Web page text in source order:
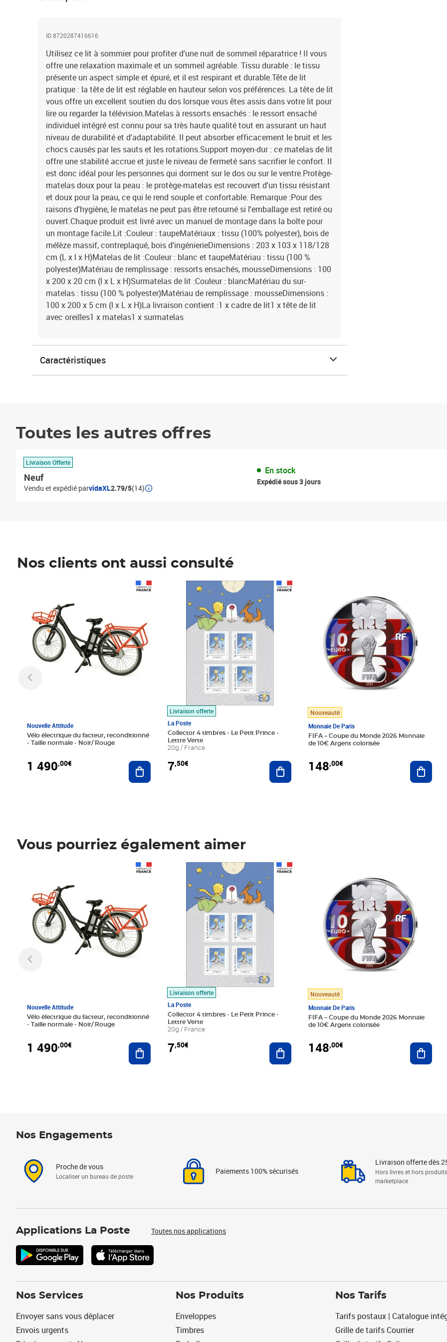
ID 8720287416616
Utilisez ce lit à sommier pour profiter d'une nuit de sommeil réparatrice ! Il vous
offre une relaxation maximale et un sommeil agréable. Tissu durable : le tissu
présente un aspect simple et épuré, et il est respirant et durable.Tête de lit
pratique : la tête de lit est réglable en hauteur selon vos préférences. La tête de lit
vous offre un excellent soutien du dos lorsque vous êtes assis dans votre lit pour
lire ou regarder la télévision.Matelas à ressorts ensachés : le ressort ensaché
individuel intégré est connu pour sa très haute qualité tout en assurant un haut
niveau de durabilité et d'adaptabilité. Il peut absorber efficacement le bruit et les
chocs causés par les sauts et les rotations.Support moyen-dur : ce matelas de lit
offre une stabilité accrue et juste le niveau de fermeté sans sacrifier le confort. Il
est donc idéal pour les personnes qui dorment sur le dos ou sur le ventre.Protège-
matelas doux pour la peau : le protège-matelas est recouvert d'un tissu résistant
et doux pour la peau, ce qui le rend souple et confortable. Remarque :Pour des
raisons d'hygiène, le matelas ne peut pas être retourné si l'emballage est retiré ou
ouvert.Chaque produit est livré avec un manuel de montage dans la boîte pour
un montage facile.Lit :Couleur : taupeMatériaux : tissu (100% polyester), bois de
mélèze massif, contreplaqué, bois d'ingénierieDimensions : 203 x 103 x 118/128
cm (L x l x H)Matelas de lit :Couleur : blanc et taupeMatériau : tissu (100 %
polyester)Matériau de remplissage : ressorts ensachés, mousseDimensions : 100
x 200 x 20 cm (l x L x H)Surmatelas de lit :Couleur : blancMatériau du sur-
matelas : tissu (100 % polyester)Matériau de remplissage : mousseDimensions :
100 x 200 x 5 cm (l x L x H)La livraison contient :1 x cadre de lit1 x tête de lit
avec oreilles1 x matelas1 x surmatelas
Caractéristiques
Toutes les autres offres
Livraison Offerte
Neuf
Vendu et expédié parvidaXL2.79/5(14)
En stock
Expédié sous 3 jours
Nos clients ont aussi consulté
Nouvelle Attitude
Vélo électrique du facteur, reconditionné
- Taille normale - Noir/ Rouge
1 490,00€ Ajouter au panier
Livraison offerte
La Poste
Collector 4 timbres - Le Petit Prince -
Lettre Verte
20g / France
7,50€
Prix 7,50€
Ajouter au panier
Nouveauté
Monnaie De Paris
FIFA – Coupe du Monde 2026 Monnaie
de 10€ Argent colorisée
148,00€
Vous pourriez également aimer
Nouvelle Attitude
Vélo électrique du facteur, reconditionné
- Taille normale - Noir/ Rouge
1 490,00€ Ajouter au panier
Livraison offerte
La Poste
Collector 4 timbres - Le Petit Prince -
Lettre Verte
20g / France
7,50€
Prix 7,50€
Ajouter au panier
Nouveauté
Monnaie De Paris
FIFA – Coupe du Monde 2026 Monnaie
de 10€ Argent colorisée
148,00€
Nos Engagements
Proche de vous
Localiser un bureau de poste
Paiements 100% sécurisés
Livraison offerte dès
Hors livres et hors produits
marketplace
Applications La Poste Toutes nos applications
Nos Services
Envoyer sans vous déplacer
Envois urgents
Nos Produits
Enveloppes
Timbres
Nos Tarifs
Tarifs postaux | Catalogue
Grille de tarifs Courrier